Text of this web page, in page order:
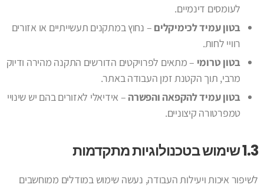
לעומסים דינמיים.
בטון עמיד לכימיקלים – נחוץ במתקנים תעשייתיים או אזורים
רוויי לחות.
בטון טרומי – מתאים לפרויקטים הדורשים התקנה מהירה ודיוק
מרבי, תוך הקטנת זמן העבודה באתר.
בטון עמיד להקפאה והפשרה – אידיאלי לאזורים בהם יש שינויי
טמפרטורה קיצוניים.
1.3 שימוש בטכנולוגיות מתקדמות
לשיפור איכות ויעילות העבודה, נעשה שימוש במודלים ממוחשבים